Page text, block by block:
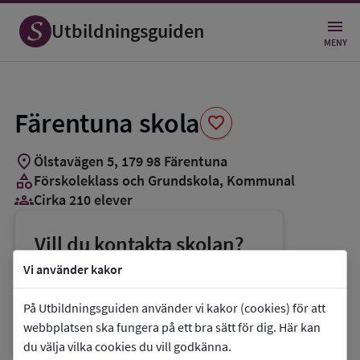
Vi använder kakor
På Utbildningsguiden använder vi kakor (cookies) för att
webbplatsen ska fungera på ett bra sätt för dig. Här kan
du välja vilka cookies du vill godkänna.
Utbildningsguiden MENY
Färentuna skola favorite
Spara
som
favorit
location_on Ölstavägen 5, 17998 Färentuna
categoryFörskoleklass och Grundskola, Kommunal
groups_3Cirka 210 elever
Vill du kontakta skolan?
phoneTelefon:08-12457716
E-post: Delphine.ericson@ekero.se
link Webbplats:Färentuna skola